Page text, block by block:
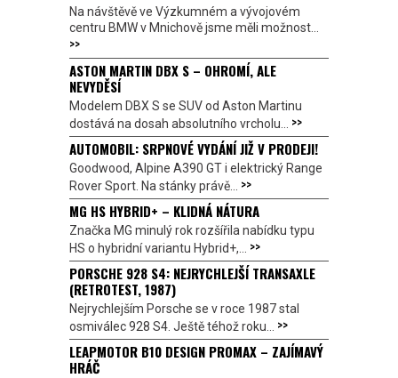
Na návštěvě ve Výzkumném a vývojovém
centru BMW v Mnichově jsme měli možnost...
>>
ASTON MARTIN DBX S – OHROMÍ, ALE
NEVYDĚSÍ
Modelem DBX S se SUV od Aston Martinu
dostává na dosah absolutního vrcholu... >>
AUTOMOBIL: SRPNOVÉ VYDÁNÍ JIŽ V PRODEJI!
Goodwood, Alpine A390 GT i elektrický Range
Rover Sport. Na stánky právě... >>
MG HS HYBRID+ – KLIDNÁ NÁTURA
Značka MG minulý rok rozšířila nabídku typu
HS o hybridní variantu Hybrid+,... >>
PORSCHE 928 S4: NEJRYCHLEJŠÍ TRANSAXLE
(RETROTEST, 1987)
Nejrychlejším Porsche se v roce 1987 stal
osmiválec 928 S4. Ještě téhož roku... >>
LEAPMOTOR B10 DESIGN PROMAX – ZAJÍMAVÝ
HRÁČ